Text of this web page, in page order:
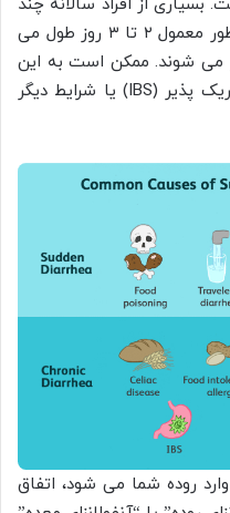
بار اسهال می شوند. این حالت به طور معمول ۲ تا ۳ روز طول می
می شوند. ممکن است به این
دلیل باشد که آنها سندرم روده تحریک پذیر (IBS) یا شرایط دیگر
روده شما می شود، اتفاق